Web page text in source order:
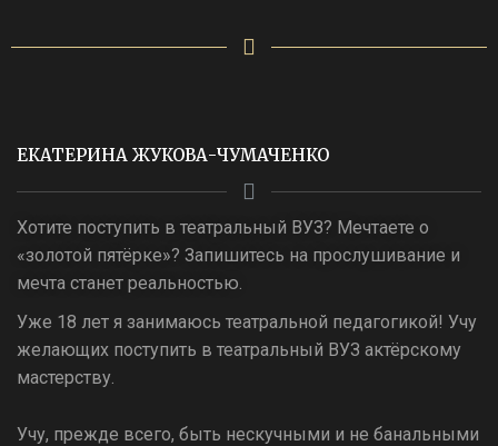
ЕКАТЕРИНА ЖУКОВА-ЧУМАЧЕНКО
Хотите поступить в театральный ВУЗ? Мечтаете о
«золотой пятёрке»? Запишитесь на прослушивание и
мечта станет реальностью.
Уже 18 лет я занимаюсь театральной педагогикой! Учу
желающих поступить в театральный ВУЗ актёрскому
мастерству.
Учу, прежде всего, быть нескучными и не банальными